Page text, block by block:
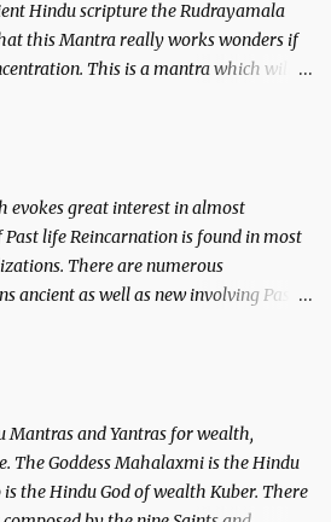
Hindu scripture the Rudrayamala
this Mantra really works wonders if
This is a mantra which will
evokes great interest in almost
life Reincarnation is found in most
There are numerous
ancient as well as new involving Past
involving past life or what are
also be published. Our aim is to
anything involving past life.
to remain unbiased in this regard.
Mantras and Yantras for wealth,
The Goddess Mahalaxmi is the Hindu
is the Hindu God of wealth Kuber. There